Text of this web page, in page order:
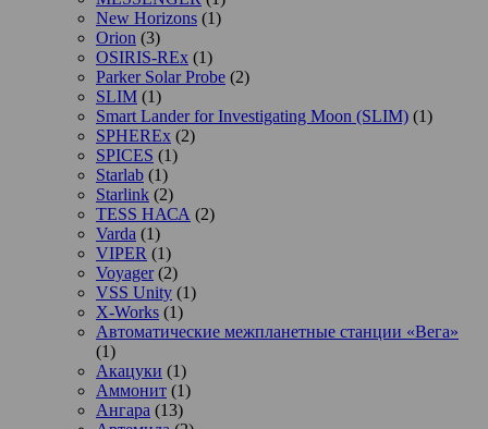
New Horizons (1)
Orion (3)
OSIRIS-REx (1)
Parker Solar Probe (2)
SLIM (1)
Smart Lander for Investigating Moon (SLIM) (1)
SPHEREx (2)
SPICES (1)
Starlab (1)
Starlink (2)
TESS НАСА (2)
Varda (1)
VIPER (1)
Voyager(2)
VSS Unity (1)
X-Works (1)
Автоматические межпланетные станции «Вега»
(1)
Акацуки (1)
Аммонит (1)
Ангара (13)